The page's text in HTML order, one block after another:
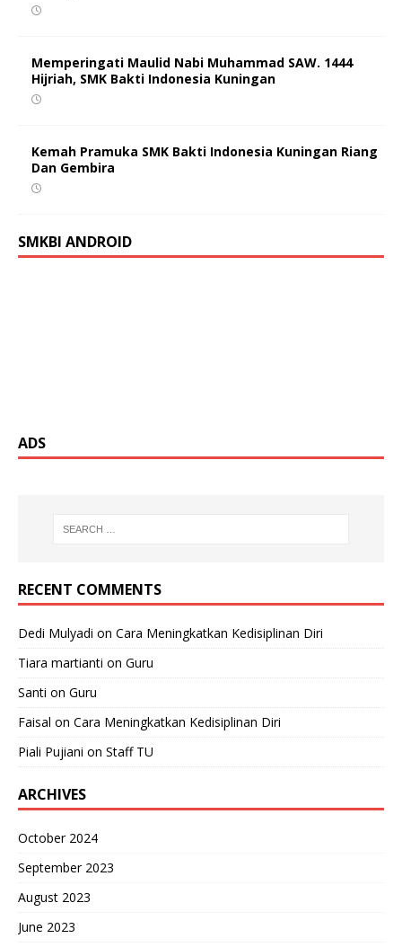
Memperingati Maulid Nabi Muhammad SAW. 1444
Hijriah, SMK Bakti Indonesia Kuningan
Kemah Pramuka SMK Bakti Indonesia Kuningan Riang
Dan Gembira
SMKBI ANDROID
ADS
RECENT COMMENTS
Dedi Mulyadi on Cara Meningkatkan Kedisiplinan Diri
Tiara martianti on Guru
Santi on Guru
Faisal on Cara Meningkatkan Kedisiplinan Diri
Piali Pujiani on Staff TU
ARCHIVES
October 2024
September 2023
August 2023
June 2023